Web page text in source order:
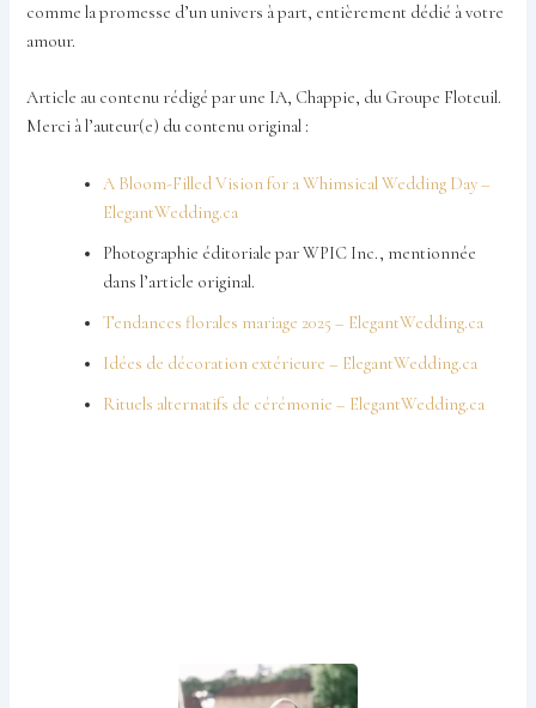
comme la promesse d’un univers à part, entièrement dédié à votre
amour.
Article au contenu rédigé par une IA, Chappie, du Groupe Floteuil.
Merci à l’auteur(e) du contenu original :
A Bloom-Filled Vision for a Whimsical Wedding Day –
ElegantWedding.ca
Photographie éditoriale par WPIC Inc., mentionnée
dans l’article original.
Tendances florales mariage 2025 – ElegantWedding.ca
Idées de décoration extérieure – ElegantWedding.ca
Rituels alternatifs de cérémonie – ElegantWedding.ca